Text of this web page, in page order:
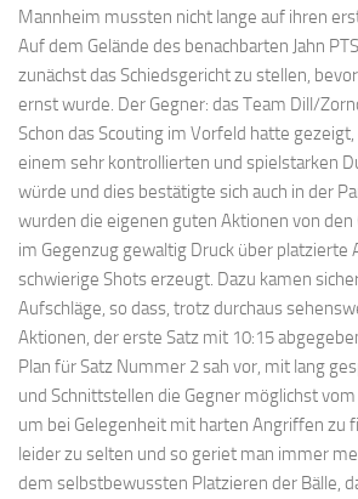
Mannheim mussten nicht lange auf ihren
Auf dem Gelände des benachbarten Jahn
zunächst das Schiedsgericht zu stellen,
ernst wurde. Der Gegner: das Team Dill/
Schon das Scouting im Vorfeld hatte
einem sehr kontrollierten und spielstarken
würde und dies bestätigte sich auch in der
wurden die eigenen guten Aktionen von den
im Gegenzug gewaltig Druck über platzierte
schwierige Shots erzeugt. Dazu kamen
Aufschläge, so dass, trotz durchaus
Aktionen, der erste Satz mit 10:15
Plan für Satz Nummer 2 sah vor, mit lang
und Schnittstellen die Gegner möglichst
um bei Gelegenheit mit harten Angriffen zu
leider zu selten und so geriet man immer
dem selbstbewussten Platzieren der Bälle,